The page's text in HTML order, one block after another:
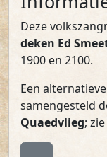
Deze
deken Ed
1900 en 2100.
Een
samengesteld
Quaedvlieg;